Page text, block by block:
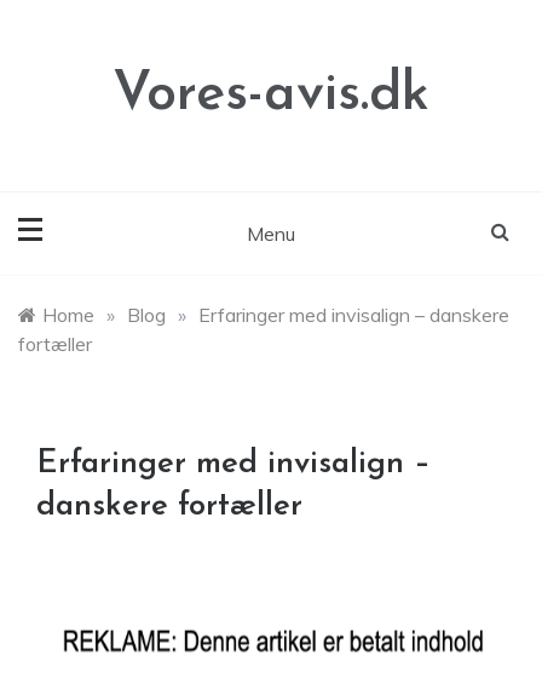
Vores-avis.dk
Menu
Home » Blog » Erfaringer med invisalign – danskere
fortæller
Erfaringer med invisalign –
danskere fortæller